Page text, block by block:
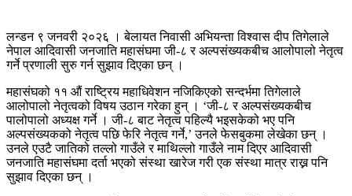
लन्डन ९ जनवरी २०२६ । बेलायत निवासी अभियन्ता विश्वास दीप तिगेलाले
नेपाल आदिवासी जनजाति महासंघमा जी-८ र अल्पसंख्यकबीच आलोपालो नेतृत्व
गर्ने प्रणाली सुरु गर्न सुझाव दिएका छन् ।
महासंघको ११ औं राष्ट्रिय महाधिवेशन नजिकिएको सन्दर्भमा तिगेलाले
आलोपालो नेतृत्वको विषय उठान गरेका हुन् । ‘जी-८ र अल्पसंख्यकबीच
पालोपालो अध्यक्ष गर्ने । जी-८ बाट नेतृत्व पहिल्यै भइसकेको भए पनि
अल्पसंख्यकको नेतृत्व पछि फेरि नेतृत्व गर्ने,’ उनले फेसबुकमा लेखेका छन् ।
उनले एउटै जातिको तल्लो गाउँले र माथिल्लो गाउँले नाम दिएर आदिवासी
जनजाति महासंघमा दर्ता भएको संस्था खारेज गरी एक संस्था मात्र राख्न पनि
सुझाव दिएका छन् ।